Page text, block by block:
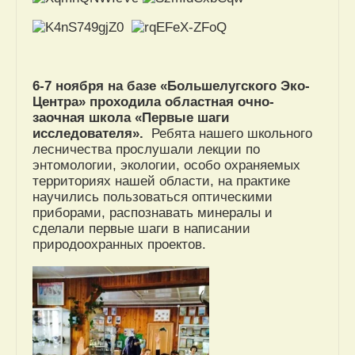
6-7 ноября на базе «Большелугского Эко-
Центра» проходила областная очно-
заочная школа «Первые шаги
исследователя». Ребята нашего школьного
лесничества прослушали лекции по
энтомологии, экологии, особо охраняемых
территориях нашей области, на практике
научились пользоваться оптическими
приборами, распознавать минералы и
сделали первые шаги в написании
природоохранных проектов.